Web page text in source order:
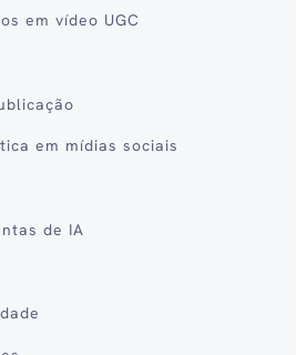
em vídeo UGC
em mídias sociais
de IA